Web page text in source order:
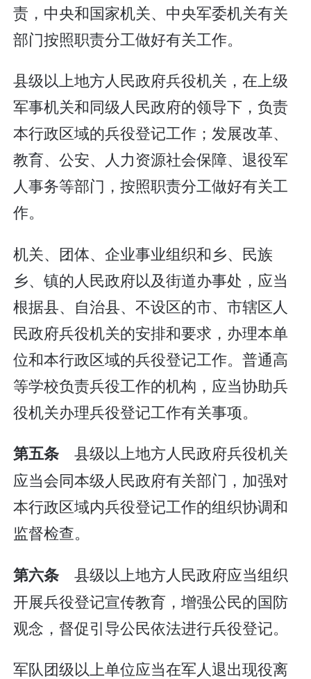
责，中央和国家机关、中央军委机关有关
部门按照职责分工做好有关工作。
县级以上地方人民政府兵役机关，在上级
军事机关和同级人民政府的领导下，负责
本行政区域的兵役登记工作；发展改革、
教育、公安、人力资源社会保障、退役军
人事务等部门，按照职责分工做好有关工
作。
机关、团体、企业事业组织和乡、民族
乡、镇的人民政府以及街道办事处，应当
根据县、自治县、不设区的市、市辖区人
民政府兵役机关的安排和要求，办理本单
位和本行政区域的兵役登记工作。普通高
等学校负责兵役工作的机构，应当协助兵
役机关办理兵役登记工作有关事项。
第五条县级以上地方人民政府兵役机关
应当会同本级人民政府有关部门，加强对
本行政区域内兵役登记工作的组织协调和
监督检查。
第六条县级以上地方人民政府应当组织
开展兵役登记宣传教育，增强公民的国防
观念，督促引导公民依法进行兵役登记。
军队团级以上单位应当在军人退出现役离